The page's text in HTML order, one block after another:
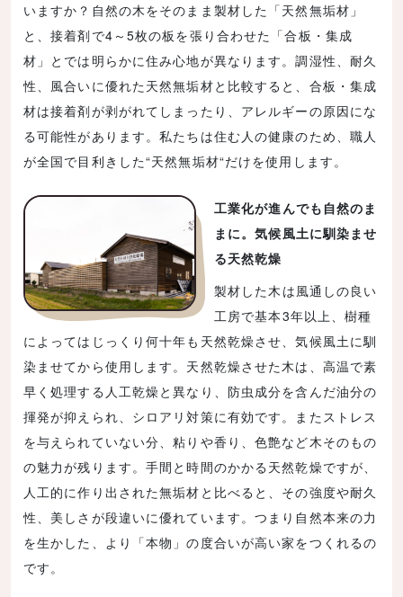
いますか？自然の木をそのまま製材した「天然無垢材」
と、接着剤で4～5枚の板を張り合わせた「合板・集成
材」とでは明らかに住み心地が異なります。調湿性、耐久
性、風合いに優れた天然無垢材と比較すると、合板・集成
材は接着剤が剥がれてしまったり、アレルギーの原因にな
る可能性があります。私たちは住む人の健康のため、職人
が全国で目利きした“天然無垢材“だけを使用します。
工業化が進んでも自然のま
まに。気候風土に馴染ませ
る天然乾燥
製材した木は風通しの良い
工房で基本3年以上、樹種
によってはじっくり何十年も天然乾燥させ、気候風土に馴
染ませてから使用します。天然乾燥させた木は、高温で素
早く処理する人工乾燥と異なり、防虫成分を含んだ油分の
揮発が抑えられ、シロアリ対策に有効です。またストレス
を与えられていない分、粘りや香り、色艶など木そのもの
の魅力が残ります。手間と時間のかかる天然乾燥ですが、
人工的に作り出された無垢材と比べると、その強度や耐久
性、美しさが段違いに優れています。つまり自然本来の力
を生かした、より「本物」の度合いが高い家をつくれるの
です。